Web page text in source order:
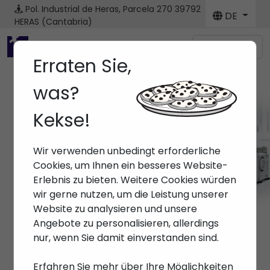
Pol. Industrial de Heras, Parcela 270 39792
HERAS (Cantabria)
DE
Menú
Anfang> Marken >
Erraten Sie,
was?
Kekse!
Wir verwenden unbedingt erforderliche
Cookies, um Ihnen ein besseres Website-
Erlebnis zu bieten. Weitere Cookies würden
wir gerne nutzen, um die Leistung unserer
Website zu analysieren und unsere
Angebote zu personalisieren, allerdings
nur, wenn Sie damit einverstanden sind.
Erfahren Sie mehr über Ihre Möglichkeiten